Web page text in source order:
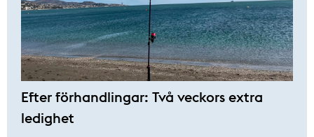
Efter förhandlingar: Två veckors extra
ledighet